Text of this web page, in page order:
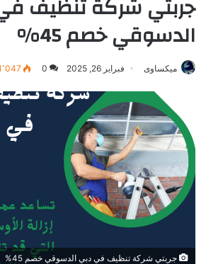
جربتي شركة تنظيف
الدسوقي خصم 45%
ميكساوى فبراير 26, 2025 0
جربتي شركة تنظيف في دبي الدسوقي خصم 45%